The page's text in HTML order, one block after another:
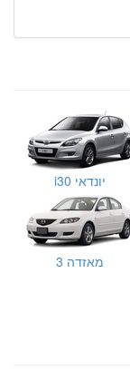
יונדאי i30
מאזדה 3